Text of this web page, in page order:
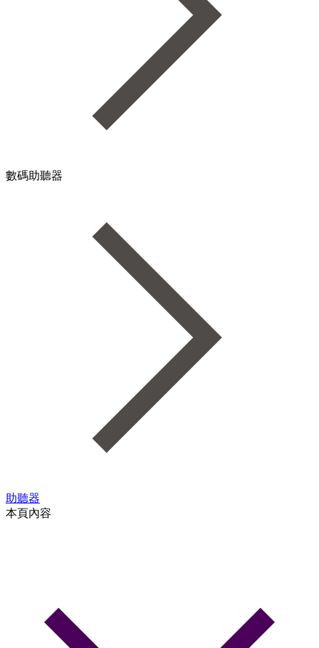
數碼助聽器
助聽器
本頁內容